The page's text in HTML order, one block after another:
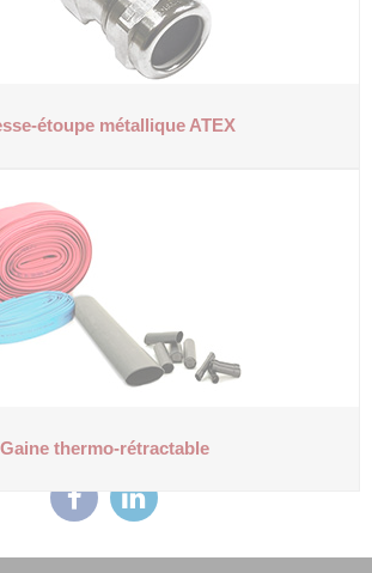
étoupe métallique ATEX
Gaine thermo-rétractable